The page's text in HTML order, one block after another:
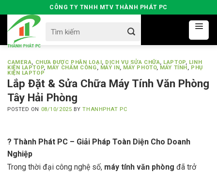
to
content
CÔNG TY TNHH MTV THÀNH PHÁT PC
for:
CAMERA, CHƯA ĐƯỢC PHÂN LOẠI, DỊCH VỤ SỬA CHỮA, LAPTOP, LINH
KIỆN LAPTOP, MÁY CHẤM CÔNG, MÁY IN, MÁY PHOTO, MÁY TÍNH, PHỤ
KIỆN LAPTOP
Lắp Đặt & Sửa Chữa Máy Tính Văn Phòng
Tây Hải Phòng
POSTED ON 08/10/2025 BYTHANHPHAT PC
?️ Thành Phát PC – Giải Pháp Toàn Diện Cho Doanh
Nghiệp
Trong thời đại công nghệ số, máy tính văn phòng đã trở